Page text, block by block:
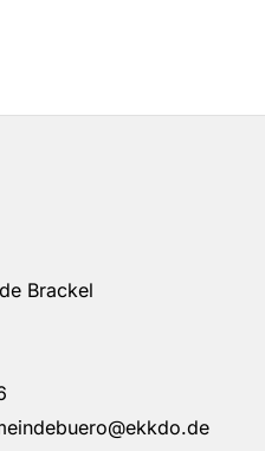
Brackel